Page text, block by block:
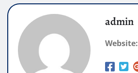
admin
Website: